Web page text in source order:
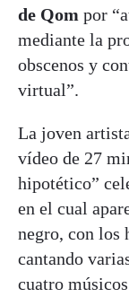
de Qom por
mediante la
obscenos y
virtual”.
La joven
vídeo de 27
hipotético”
en el cual
negro, con los
cantando
cuatro